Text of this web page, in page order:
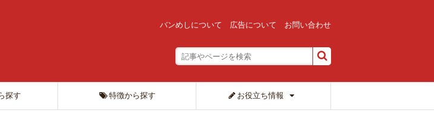
バンめしについて 広告について お問い合わせ
探す 特徴から探す お役立ち情報